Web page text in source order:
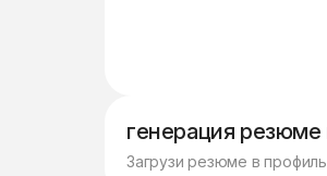
генерация
Загрузи резюме в